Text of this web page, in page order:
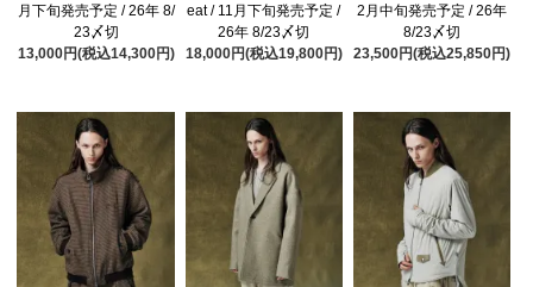
月下旬発売予定 / 26年 8/
23〆切
13,000円(税込14,300円)
eat / 11月下旬発売予定 /
26年 8/23〆切
18,000円(税込19,800円)
2月中旬発売予定 / 26年
8/23〆切
23,500円(税込25,850円)